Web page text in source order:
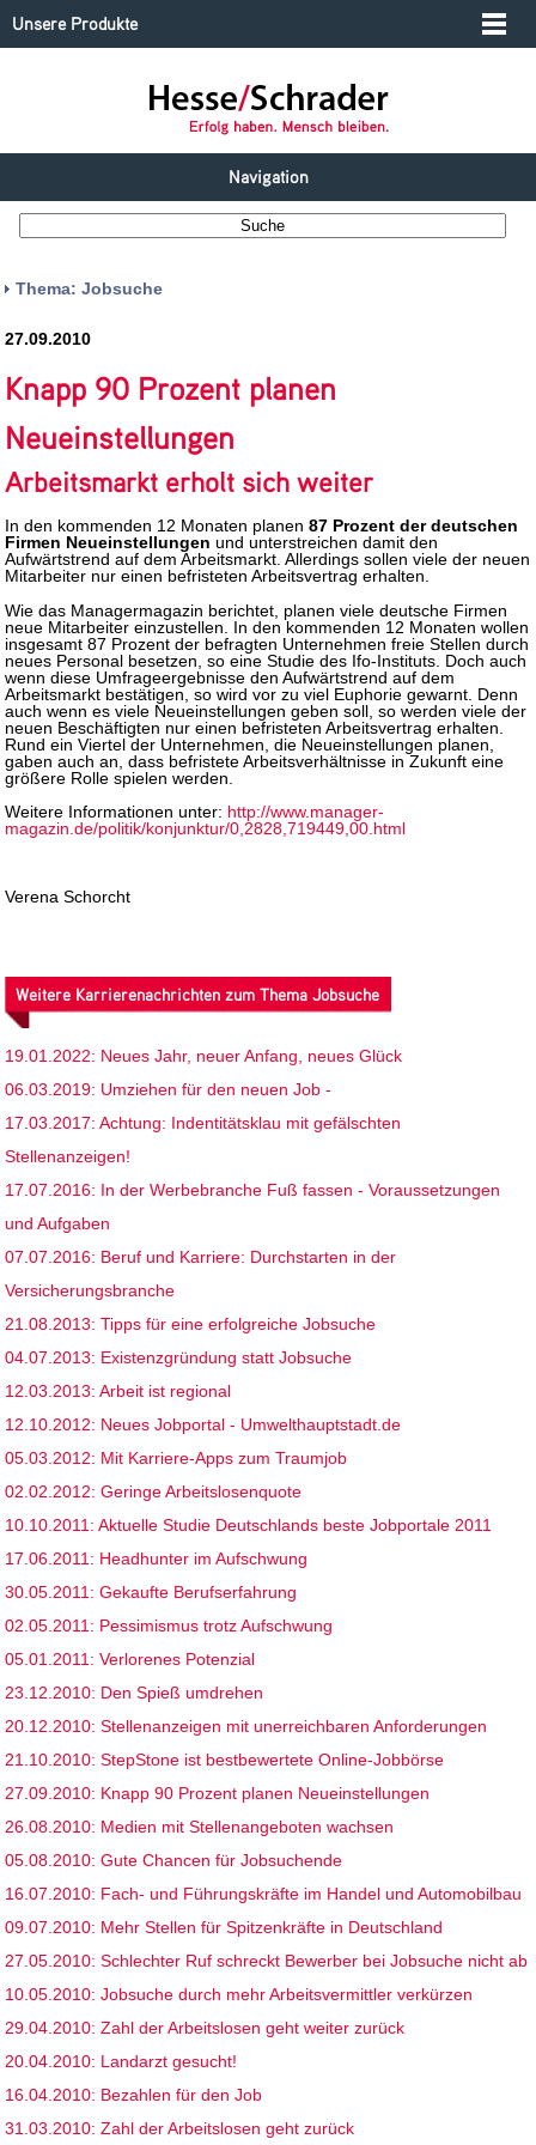
Unsere Produkte
Navigation
Thema: Jobsuche
27.09.2010
Knapp 90 Prozent planen
Neueinstellungen
Arbeitsmarkt erholt sich weiter
In den kommenden 12 Monaten planen87 Prozent der deutschen
Firmen Neueinstellungen und unterstreichen damit den
Aufwärtstrend auf dem Arbeitsmarkt. Allerdings sollen viele der neuen
Mitarbeiter nur einen befristeten Arbeitsvertrag erhalten.
Wie das Managermagazin berichtet, planen viele deutsche Firmen
neue Mitarbeiter einzustellen. In den kommenden 12 Monaten wollen
insgesamt 87 Prozent der befragten Unternehmen freie Stellen durch
neues Personal besetzen, so eine Studie des Ifo-Instituts. Doch auch
wenn diese Umfrageergebnisse den Aufwärtstrend auf dem
Arbeitsmarkt bestätigen, so wird vor zu viel Euphorie gewarnt. Denn
auch wenn es viele Neueinstellungen geben soll, so werden viele der
neuen Beschäftigten nur einen befristeten Arbeitsvertrag erhalten.
Rund ein Viertel der Unternehmen, die Neueinstellungen planen,
gaben auch an, dass befristete Arbeitsverhältnisse in Zukunft eine
größere Rolle spielen werden.
Weitere Informationen unter: http://www.manager-
magazin.de/politik/konjunktur/0,2828,719449,00.html
Verena Schorcht
Weitere Karrierenachrichten zum Thema Jobsuche
19.01.2022: Neues Jahr, neuer Anfang, neues Glück
06.03.2019: Umziehen für den neuen Job -
17.03.2017: Achtung: Indentitätsklau mit gefälschten
Stellenanzeigen!
17.07.2016: In der Werbebranche Fuß fassen - Voraussetzungen
und Aufgaben
07.07.2016: Beruf und Karriere: Durchstarten in der
Versicherungsbranche
21.08.2013: Tipps für eine erfolgreiche Jobsuche
04.07.2013: Existenzgründung statt Jobsuche
12.03.2013: Arbeit ist regional
12.10.2012: Neues Jobportal - Umwelthauptstadt.de
05.03.2012: Mit Karriere-Apps zum Traumjob
02.02.2012: Geringe Arbeitslosenquote
10.10.2011: Aktuelle Studie Deutschlands beste Jobportale 2011
17.06.2011: Headhunter im Aufschwung
30.05.2011: Gekaufte Berufserfahrung
02.05.2011: Pessimismus trotz Aufschwung
05.01.2011: Verlorenes Potenzial
23.12.2010: Den Spieß umdrehen
20.12.2010: Stellenanzeigen mit unerreichbaren Anforderungen
21.10.2010: StepStone ist bestbewertete Online-Jobbörse
27.09.2010: Knapp 90 Prozent planen Neueinstellungen
26.08.2010: Medien mit Stellenangeboten wachsen
05.08.2010: Gute Chancen für Jobsuchende
16.07.2010: Fach- und Führungskräfte im Handel und Automobilbau
09.07.2010: Mehr Stellen für Spitzenkräfte in Deutschland
27.05.2010: Schlechter Ruf schreckt Bewerber bei Jobsuche nicht ab
10.05.2010: Jobsuche durch mehr Arbeitsvermittler verkürzen
29.04.2010: Zahl der Arbeitslosen geht weiter zurück
20.04.2010: Landarzt gesucht!
16.04.2010: Bezahlen für den Job
31.03.2010: Zahl der Arbeitslosen geht zurück